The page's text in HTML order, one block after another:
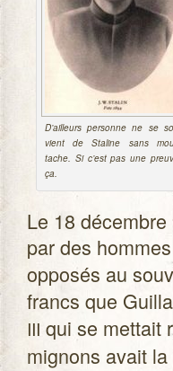
D’ailleurs per­sonne ne se
vient de Sta­line sans
tache. Si c’est pas une
ça.
Le 18
par des
oppo­sés au
francs que
III qui se met­tait
mignons avait